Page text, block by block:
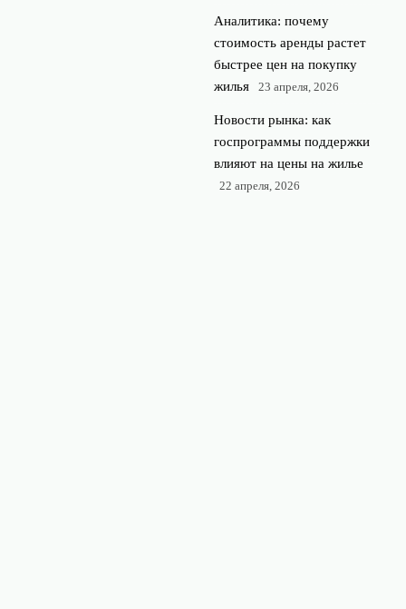
Аналитика: почему
стоимость аренды растет
быстрее цен на покупку
жилья
23 апреля, 2026
Новости рынка: как
госпрограммы поддержки
влияют на цены на жилье
22 апреля, 2026